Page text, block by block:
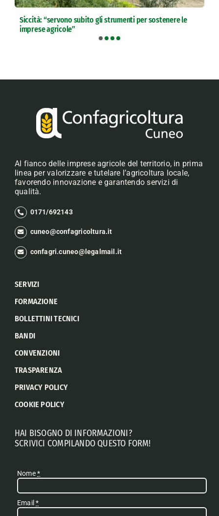
Siccità: “servono subito gli strumenti per sostenere le
imprese agricole”
Al fianco delle imprese agricole del territorio, in prima
linea per valorizzare e tutelare l’agricoltura locale,
favorendo innovazione e garantendo servizi di
qualità.
0171/692143
cuneo@confagricoltura.it
confagri.cuneo@legalmail.it
SERVIZI
FORMAZIONE
BOLLETTINI TECNICI
BANDI
CONVENZIONI
TRASPARENZA
PRIVACY POLICY
COOKIE POLICY
HAI BISOGNO DI INFORMAZIONI?
SCRIVICI COMPILANDO QUESTO FORM!
Nome*
Email*